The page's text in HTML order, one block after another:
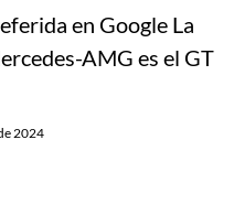
en Google La
AMG es el GT
2024